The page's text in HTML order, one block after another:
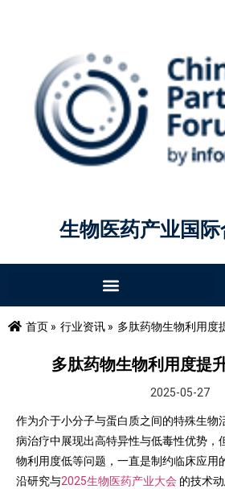
生物医药产业国
首页 » 行业资讯 » 多肽药物生物利用度
多肽药物生物利用度提
2025-05-27
作为介于小分子与蛋白质之间的特殊生物
病治疗中展现出高特异性与低毒性优势，
物利用度低等问题，一直是制约临床应用
沿研究与2025生物医药产业大会 的技术